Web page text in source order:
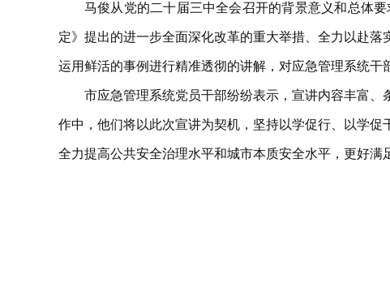
马俊从党的二十届三中全会召开的背景意义和总体
定》提出的进一步全面深化改革的重大举措、全力以赴
运用鲜活的事例进行精准透彻的讲解，对应急管理系统干
市应急管理系统党员干部纷纷表示，宣讲内容丰富
作中，他们将以此次宣讲为契机，坚持以学促行、以学
全力提高公共安全治理水平和城市本质安全水平，更好满